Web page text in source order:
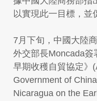
以實現此一目標，並
7月下旬，中國大陸
外交部長Moncada簽
早期收穫自貿協定》
Government of
Nicaragua on the